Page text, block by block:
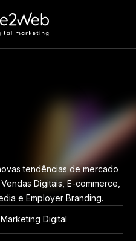
tendências de mercado
Digitais, E-commerce,
e Employer Branding.
Marketing Digital